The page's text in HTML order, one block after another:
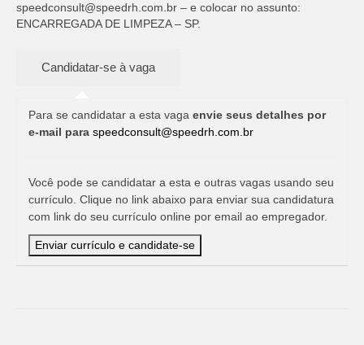
speedconsult@speedrh.com.br – e colocar no assunto:
ENCARREGADA DE LIMPEZA – SP.
Para se candidatar a esta vaga envie seus detalhes por
e-mail para speedconsult@speedrh.com.br
Você pode se candidatar a esta e outras vagas usando seu
currículo. Clique no link abaixo para enviar sua candidatura
com link do seu currículo online por email ao empregador.